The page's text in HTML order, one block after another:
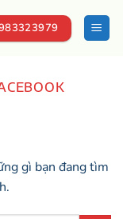
gì bạn đang tìm